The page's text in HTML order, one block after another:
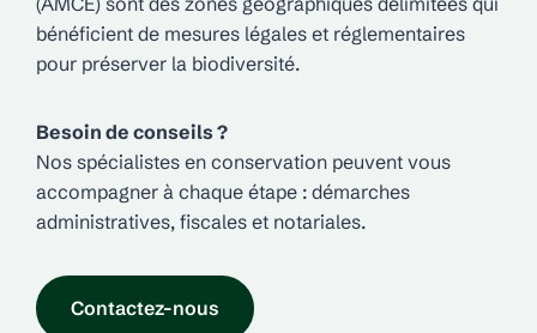
bénéficient de mesures légales et réglementaires
pour préserver la biodiversité.
Besoin de conseils ?
Nos spécialistes en conservation peuvent vous
accompagner à chaque étape : démarches
administratives, fiscales et notariales.
Contactez-nous